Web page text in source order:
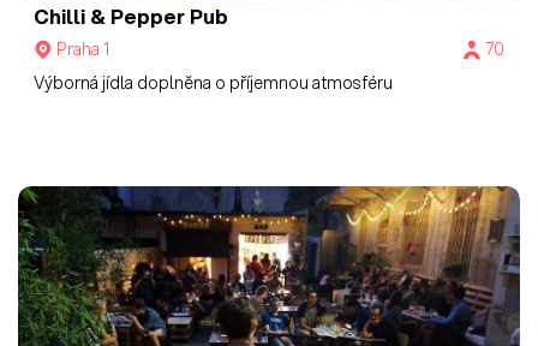
Chilli & Pepper Pub
Praha 1
70
Výborná jídla doplněna o příjemnou atmosféru